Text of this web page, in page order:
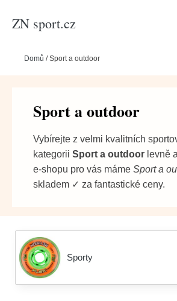
ZN sport.cz
Domů /Sport a outdoor
Sport a outdoor
Vybírejte z velmi kvalitních
kategorii Sport a outdoor levně
e-shopu pro vás máme Sport a
skladem ✓ za fantastické ceny.
Sporty